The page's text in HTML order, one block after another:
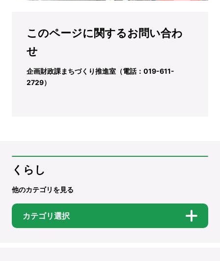
このページに関するお問い合わ
せ
企画財政課まちづくり推進室（電話：019-611-
2729）
くらし
他のカテゴリを見る
カテゴリ選択